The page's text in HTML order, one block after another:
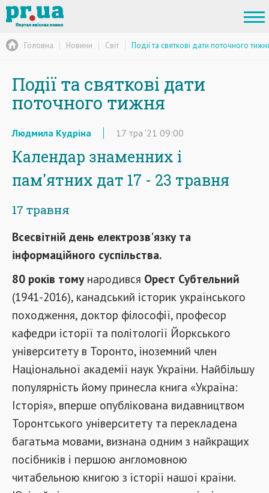
Головна Новини Світ Події та святкові дати поточного
Події та святкові дати
поточного тижня
Людмила Кудріна 17 тра '21 09:00
Календар знаменних і
пам'ятних дат 17 - 23 травня
17 травня
Всесвітній день електрозв'язку та
інформаційного суспільства.
80 років томународився Орест Субтельний
(1941-2016), канадський історик українського
походження, доктор філософії, професор
кафедри історії та політології Йоркського
університету в Торонто, іноземний член
Національної академії наук України. Найбільшу
популярність йому принесла книга «Україна:
Історія», вперше опублікована видавництвом
Торонтського університету та перекладена
багатьма мовами, визнана одним з найкращих
посібників і першою англомовною
читабельною книгою з історії нашої країни.